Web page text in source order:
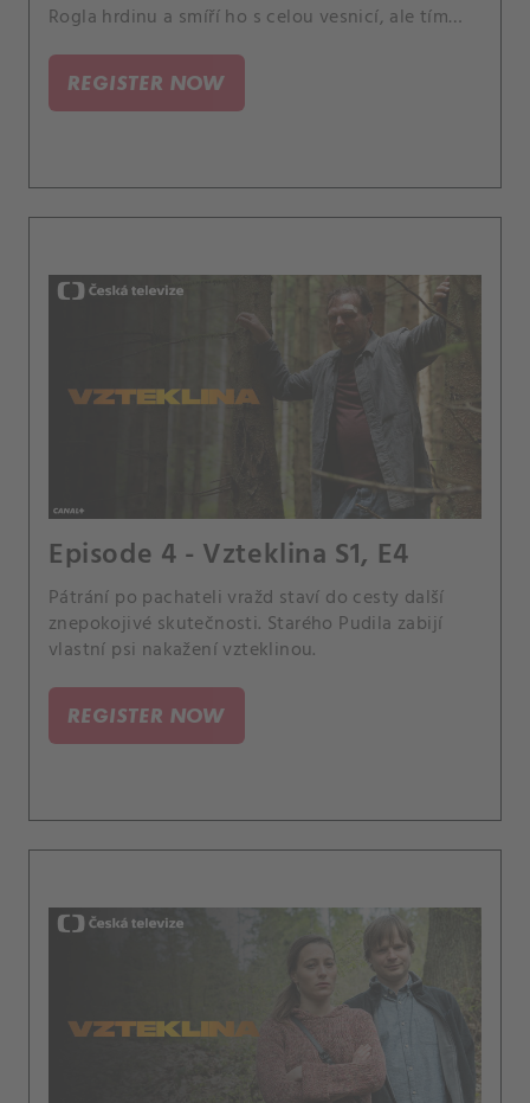
Rogla hrdinu a smíří ho s celou vesnicí, ale tím
REGISTER NOW
Episode 4 - Vzteklina S1, E4
Pátrání po pachateli vražd staví do cesty další
znepokojivé skutečnosti. Starého Pudila zabijí
vlastní psi nakažení vzteklinou.
REGISTER NOW